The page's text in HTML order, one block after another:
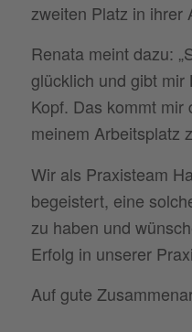
zweiten Platz in ihrer
Renata meint dazu:
glücklich und gibt mir
Kopf. Das kommt mir
meinem Arbeitsplatz
Wir als Praxisteam
begeistert, eine
zu haben und
Erfolg in unserer
Auf gute